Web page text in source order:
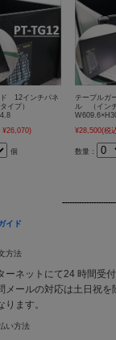
ド 12インチパネ
イプ）
¥26,070)
個
テーブルガ
ル （イン
¥28,500(税
数量：
イド
方法
ーネットにて24 時間受
メールの対応は土日祝
ります。
い方法